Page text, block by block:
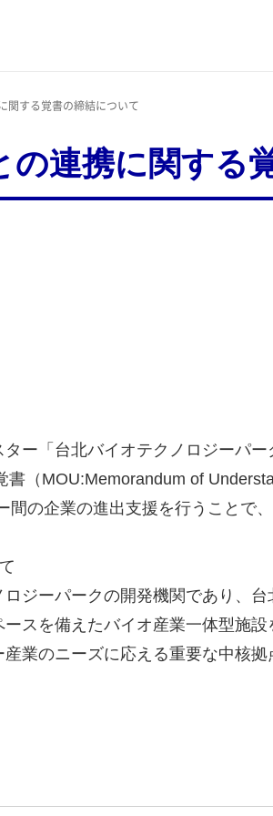
関する覚書の締結について
連携に関する
ー「台北バイオテクノロジーパ
（MOU:Memorandum of
の企業の進出支援を行うことで
ジーパークの開発機関であり、
スを備えたバイオ産業一体型施
業のニーズに応える重要な中核